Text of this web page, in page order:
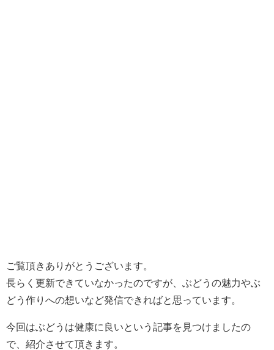
ご覧頂きありがとうございます。
長らく更新できていなかったのですが、ぶどうの魅力やぶ
どう作りへの想いなど発信できればと思っています。
今回はぶどうは健康に良いという記事を見つけましたの
で、紹介させて頂きます。